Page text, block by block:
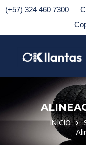
(+57) 324 460 7300 —
INICIO